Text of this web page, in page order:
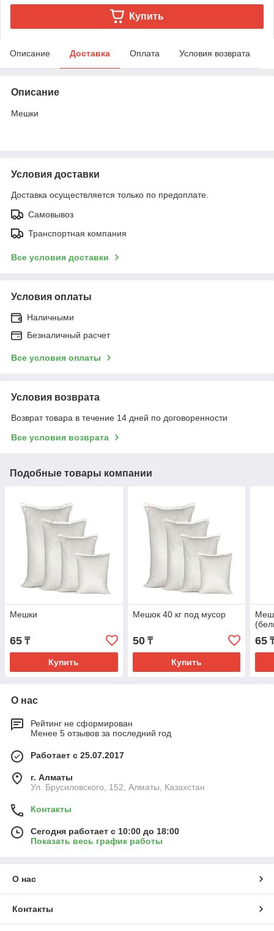
Купить
Описание Доставка Оплата Условия возврата
Описание
Мешки
Условия доставки
Доставка осуществляется только по предоплате.
Самовывоз
Транспортная компания
Все условия доставки
Условия оплаты
Наличными
Безналичный расчет
Все условия оплаты
Условия возврата
Возврат товара в течение 14 дней по договоренности
Все условия возврата
Подобные товары компании
Мешки
65 ₸
Купить
Мешок 40 кг под мусор
50₸
Купить
65
О нас
Рейтинг не сформирован
Менее 5 отзывов за последний год
Работает с 25.07.2017
г. Алматы
Ул. Брусиловского, 152, Алматы, Казахстан
Контакты
Сегодня работает с 10:00 до 18:00
Показать весь график работы
О нас
Контакты